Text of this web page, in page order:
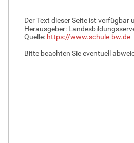
Der Text dieser Seite ist verfügbar
Herausgeber:
Quelle: https://www.schule-bw.de
Bitte beachten Sie eventuell